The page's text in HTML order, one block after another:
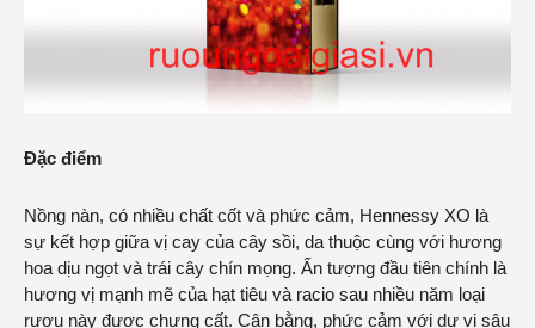
Đặc điểm
Nồng nàn, có nhiều chất cốt và phức cảm, Hennessy XO là
sự kết hợp giữa vị cay của cây sồi, da thuộc cùng với hương
hoa dịu ngọt và trái cây chín mọng. Ấn tượng đầu tiên chính là
hương vị mạnh mẽ của hạt tiêu và racio sau nhiều năm loại
rượu này được chưng cất. Cân bằng, phức cảm với dư vị sâu